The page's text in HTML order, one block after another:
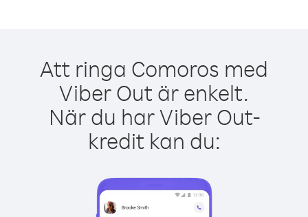
Att ringa Comoros med
Viber Out är enkelt.
När du har Viber Out-
kredit kan du: